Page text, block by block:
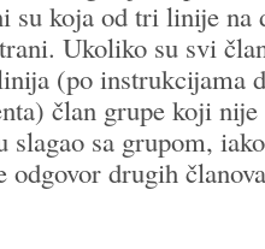
su koja od tri linije na
Ukoliko su svi
(po instrukcijama
član grupe koji
slagao sa grupom,
drugih